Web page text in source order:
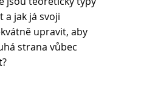
a jak já svoji
upravit, aby
strana vůbec